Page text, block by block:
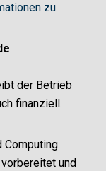
zu
der Betrieb
finanziell.
Computing
und